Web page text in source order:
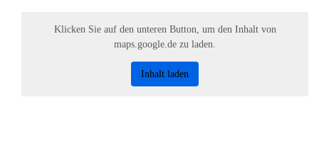
Klicken Sie auf den unteren Button, um den Inhalt von
maps.google.de zu laden.
Inhalt laden